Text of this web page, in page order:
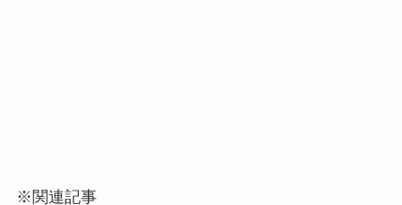
※関連記事